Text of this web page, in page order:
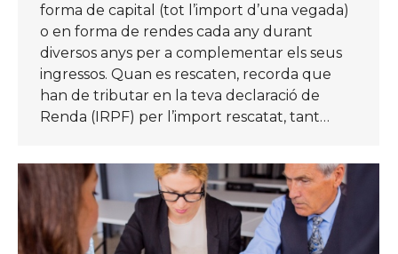
forma de capital (tot l’import d’una vegada)
o en forma de rendes cada any durant
diversos anys per a complementar els seus
ingressos. Quan es rescaten, recorda que
han de tributar en la teva declaració de
Renda (IRPF) per l’import rescatat, tant…